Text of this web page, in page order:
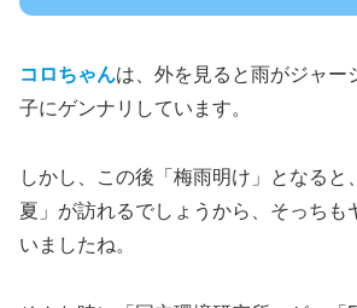
コロちゃんは、外を見ると雨がジャー
子にゲンナリしています。
しかし、この後「梅雨明け」となると
夏」が訪れるでしょうから、そっちも
いましたね。